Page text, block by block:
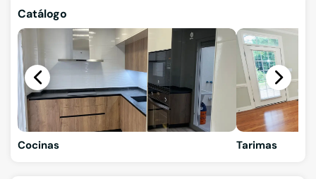
Catálogo
Cocinas Tarimas